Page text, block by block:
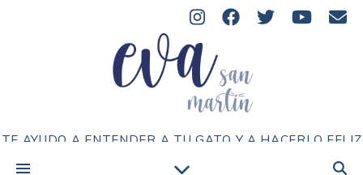
TE AYUDO A ENTENDER A TU GATO Y A HACERLO FELIZ